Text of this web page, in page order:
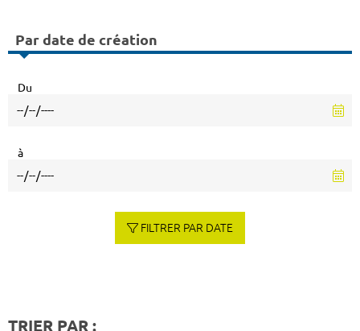
Par date de création
Du
à
FILTRER PAR DATE
TRIER PAR :